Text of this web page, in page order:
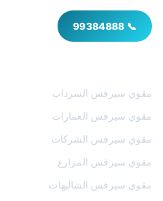
📞 99384888
مقوي سيرفس السرداب
مقوي سيرفس العمارات
مقوي سيرفس الشركات
مقوي سيرفس المزارع
مقوي سيرفس الشاليهات